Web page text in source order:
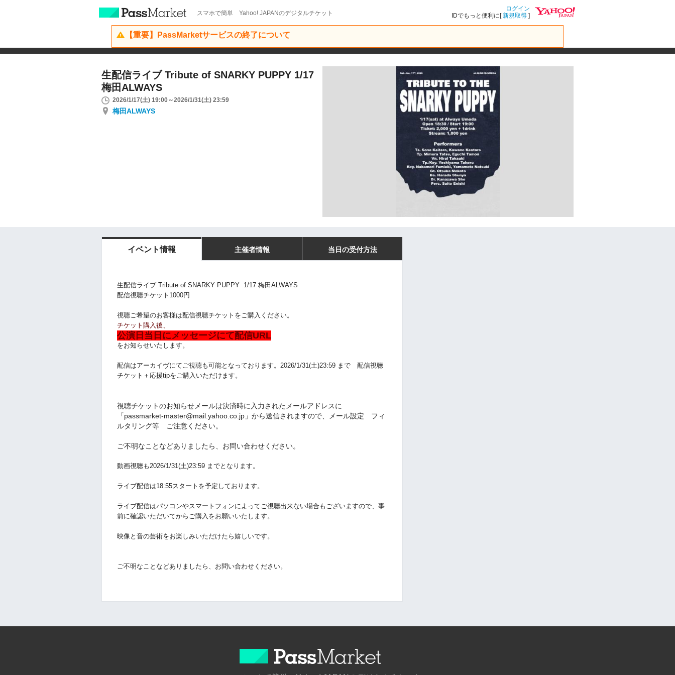
スマホで簡単 Yahoo! JAPANのデジタルチケット
ログイン
IDでもっと便利に[新規取得 ]
【重要】PassMarketサービスの終了について
生配信ライブ Tribute of SNARKY PUPPY 1/17
梅田ALWAYS
2026/1/17(土) 19:00～2026/1/31(土) 23:59
梅田ALWAYS
イベント情報 主催者情報 当日の受付方法
生配信ライブ Tribute of SNARKY PUPPY 1/17 梅田ALWAYS
配信視聴チケット1000円
視聴ご希望のお客様は配信視聴チケットをご購入ください。
チケット購入後、
公演日当日にメッセージにて配信URL
をお知らせいたします。
配信はアーカイヴにてご視聴も可能となっております。2026/1/31(土)23:59 まで 配信視聴
チケット＋応援tipをご購入いただけます。
視聴チケットのお知らせメールは決済時に入力されたメールアドレスに
「passmarket-master@mail.yahoo.co.jp」から送信されますので、メール設定 フィ
ルタリング等 ご注意ください。
ご不明なことなどありましたら、お問い合わせください。
動画視聴も 2026/1/31(土)23:59 までとなります。
ライブ配信は18:55スタートを予定しております。
ライブ配信はパソコンやスマートフォンによってご視聴出来ない場合もございますので、事
前に確認いただいてからご購入をお願いいたします。
映像と音の芸術をお楽しみいただけたら嬉しいです。
ご不明なことなどありましたら、お問い合わせください。